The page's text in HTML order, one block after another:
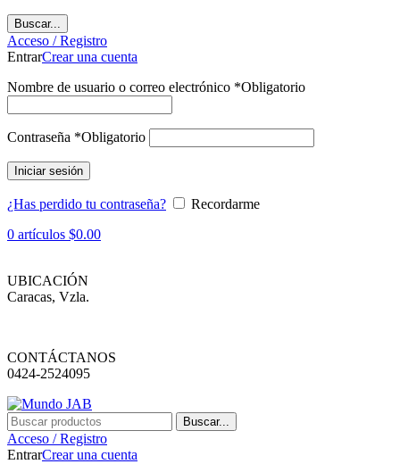
Buscar...
Acceso / Registro
EntrarCrear una cuenta
Nombre de usuario o correo electrónico *Obligatorio
Contraseña *Obligatorio
Iniciar sesión
¿Has perdido tu contraseña?
Recordarme
0 artículos $0.00
UBICACIÓN
Caracas, Vzla.
CONTÁCTANOS
0424-2524095
Buscar...
Acceso / Registro
EntrarCrear una cuenta